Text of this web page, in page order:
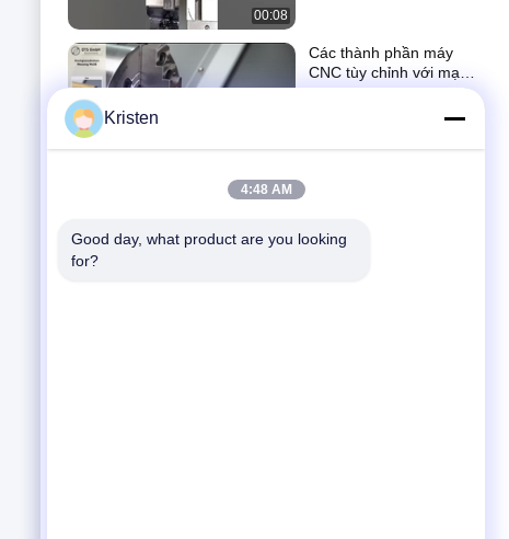
00:08
Các thành phần máy
CNC tùy chỉnh với mạ
hoặc sơn mạ để tăng
chống nhiệt tăng cường
Xe buýt
Kristen
4:48 AM
Good day, what product are you looking
for?